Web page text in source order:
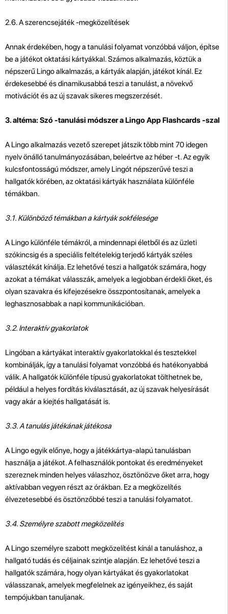
2.6. A szerencsejáték -megközelítések
Annak érdekében, hogy a tanulási folyamat vonzóbbá váljon, építse
be a játékot oktatási kártyákkal. Számos alkalmazás, köztük a
népszerű Lingo alkalmazás, a kártyák alapján, játékot kínál. Ez
érdekesebbé és dinamikusabbá teszi a tanulást, a növekvő
motivációt és az új szavak sikeres megszerzését.
3. altéma: Szó -tanulási módszer a Lingo App Flashcards -szal
A Lingo alkalmazás vezető szerepet játszik több mint 70 idegen
nyelv önálló tanulmányozásában, beleértve az héber -t. Az egyik
kulcsfontosságú módszer, amely Lingót népszerűvé teszi a
hallgatók körében, az oktatási kártyák használata különféle
témákban.
3.1. Különböző témákban a kártyák sokfélesége
A Lingo különféle témákról, a mindennapi életből és az üzleti
szókincsig és a speciális feltételekig terjedő kártyák széles
választékát kínálja. Ez lehetővé teszi a hallgatók számára, hogy
azokat a témákat válasszák, amelyek a legjobban érdekli őket, és
olyan szavakra és kifejezésekre összpontosítanak, amelyek a
leghasznosabbak a napi kommunikációban.
3.2. Interaktív gyakorlatok
Lingóban a kártyákat interaktív gyakorlatokkal és tesztekkel
kombinálják, így a tanulási folyamat vonzóbbá és hatékonyabbá
válik. A hallgatók különféle típusú gyakorlatokat tölthetnek be,
például a helyes fordítás kiválasztását, az új szavak helyesírását
vagy akár a kiejtés hallgatását is.
3.3. A tanulás játékának játékosa
A Lingo egyik előnye, hogy a játékkártya-alapú tanulásban
használja a játékot. A felhasználók pontokat és eredményeket
szereznek minden helyes válaszhoz, ösztönözve őket arra, hogy
aktívabban vegyen részt az órákban. Ez a megközelítés
élvezetesebbé és ösztönzőbbé teszi a tanulási folyamatot.
3.4. Személyre szabott megközelítés
A Lingo személyre szabott megközelítést kínál a tanuláshoz, a
hallgató tudás és céljainak szintje alapján. Ez lehetővé teszi a
hallgatók számára, hogy olyan kártyákat és gyakorlatokat
válasszanak, amelyek megfelelnek az igényeikhez, és saját
tempójukban tanuljanak.